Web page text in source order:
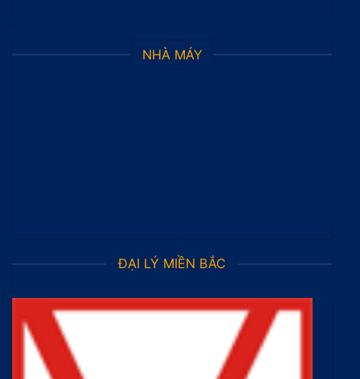
NHÀ MÁY
ĐẠI LÝ MIỀN BẮC